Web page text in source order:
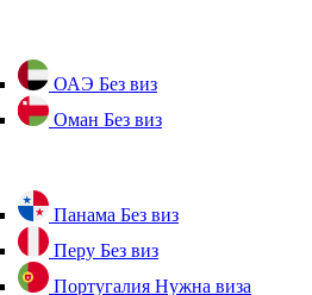
ОАЭ Без виз
Оман Без виз
Панама Без виз
Перу Без виз
Португалия Нужна виза